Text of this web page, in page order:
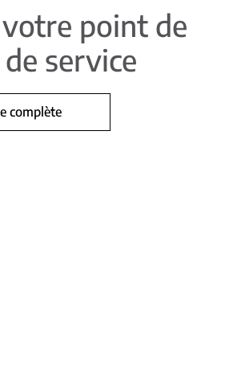
point de
service
complète